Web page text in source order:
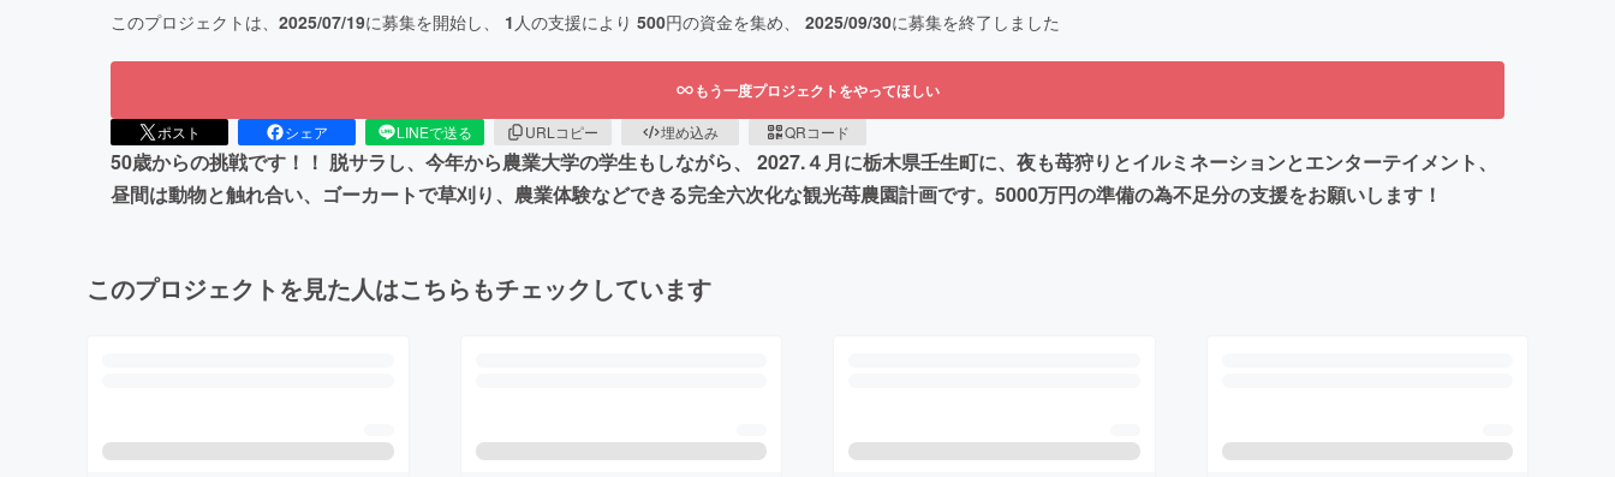
このプロジェクトは、 2025/07/19に募集を開始し、 1 人の支援により 500円の資金を集め、 2025/09/30に募集を終了しました
もう一度プロジェクトをやってほしい
ポスト シェア LINEで送る URLコピー 埋め込み QRコード
50歳からの挑戦です！！ 脱サラし、今年から農業大学の学生もしながら、 2027.４月に栃木県壬生町に、夜も苺狩りとイルミネーションとエンターテイメント、
昼間は動物と触れ合い、ゴーカートで草刈り、農業体験などできる完全六次化な観光苺農園計画です。5000万円の準備の為不足分の支援をお願いします！
このプロジェクトを見た人はこちらもチェックしています